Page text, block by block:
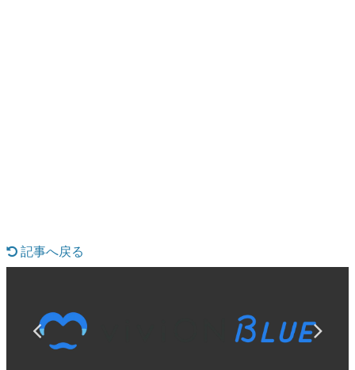
具体的な形から解き明かしていく、硬派で骨太な評論連載
です。
記事へ戻る